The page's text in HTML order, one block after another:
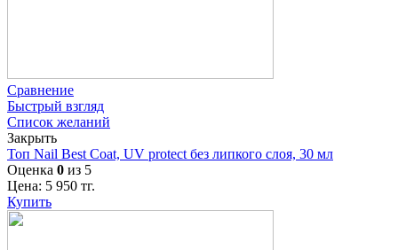
Сравнение
Быстрый взгляд
Список желаний
Закрыть
Топ Nail Best Coat, UV protect без липкого слоя, 30 мл
Оценка 0 из 5
Цена: 5 950 тг.
Купить